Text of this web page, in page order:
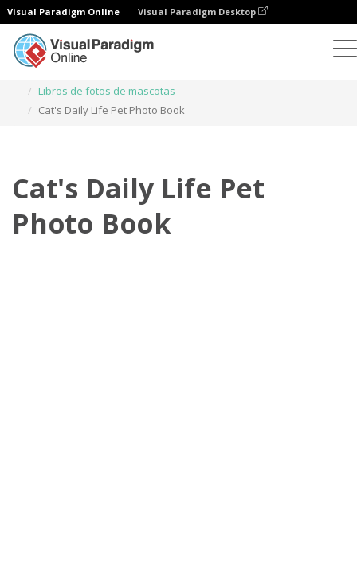
Visual Paradigm Online Visual Paradigm Desktop
Libros de fotos de mascotas
Cat's Daily Life Pet Photo Book
Cat's Daily Life Pet
Photo Book